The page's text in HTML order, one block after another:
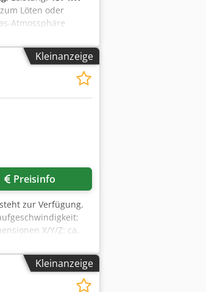
Löten oder
Atmossphäre
Länge: 3000
Kleinanzeige
Preisinfo
zur Verfügung.
X/Y/Z: ca.
vorhanden. Eine
Al NerfKleinanzeige